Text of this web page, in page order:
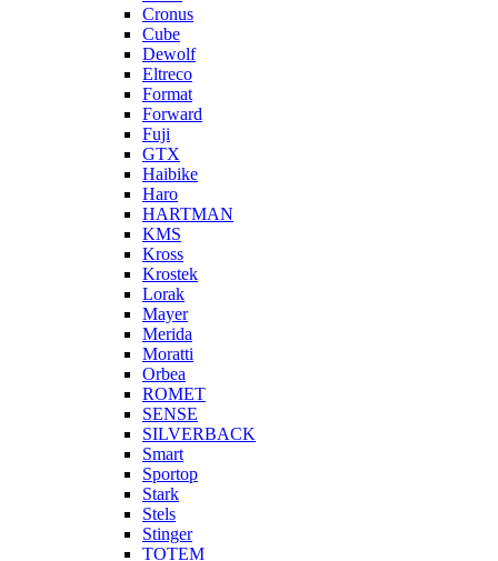
Cronus
Cube
Dewolf
Eltreco
Format
Forward
Fuji
GTX
Haibike
Haro
HARTMAN
KMS
Kross
Krostek
Lorak
Mayer
Merida
Moratti
Orbea
ROMET
SENSE
SILVERBACK
Smart
Sportop
Stark
Stels
Stinger
TOTEM